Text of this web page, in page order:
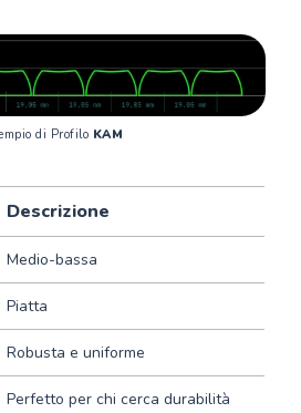
di Profilo KAM
Descrizione
Medio-bassa
Piatta
Robusta e uniforme
Perfetto per chi cerca durabilità